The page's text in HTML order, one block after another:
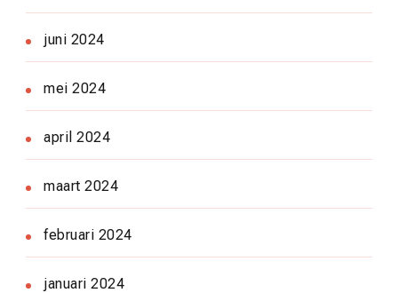
juni 2024
mei 2024
april 2024
maart 2024
februari 2024
januari 2024